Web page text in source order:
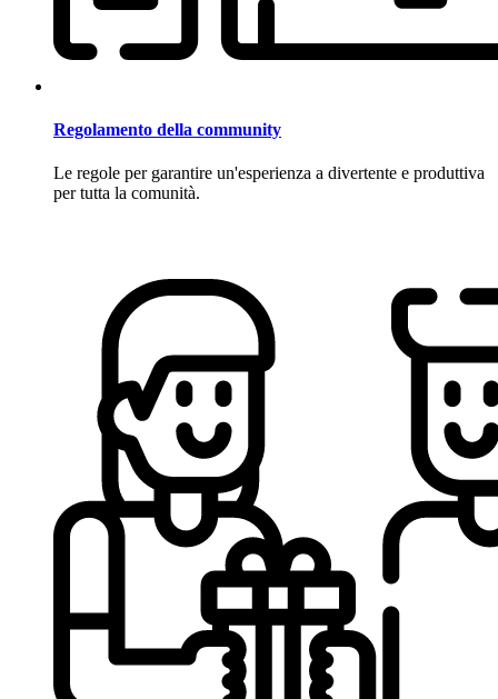
Regolamento della community
Le regole per garantire un'esperienza a divertente e produttiva
per tutta la comunità.